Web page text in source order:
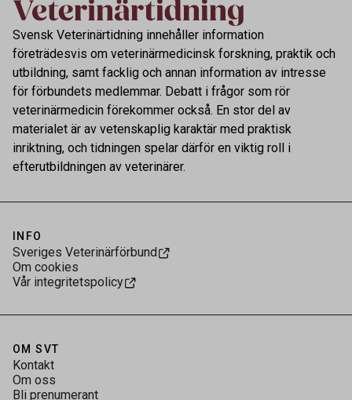
Svensk Veterinärtidning innehåller information
företrädesvis om veterinärmedicinsk forskning, praktik och
utbildning, samt facklig och annan information av intresse
för förbundets medlemmar. Debatt i frågor som rör
veterinärmedicin förekommer också. En stor del av
materialet är av vetenskaplig karaktär med praktisk
inriktning, och tidningen spelar därför en viktig roll i
efterutbildningen av veterinärer.
INFO
Sveriges Veterinärförbund
Om cookies
Vår integritetspolicy
OM SVT
Kontakt
Om oss
Bli prenumerant